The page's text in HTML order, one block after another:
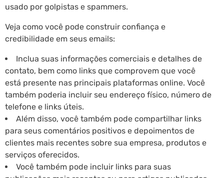
usado por golpistas e spammers.
Veja como você pode construir confiança e
credibilidade em seus emails:
Inclua suas informações comerciais e detalhes de
contato, bem como links que comprovem que você
está presente nas principais plataformas online. Você
também poderia incluir seu endereço físico, número de
telefone e links úteis.
Além disso, você também pode compartilhar links
para seus comentários positivos e depoimentos de
clientes mais recentes sobre sua empresa, produtos e
serviços oferecidos.
Você também pode incluir links para suas